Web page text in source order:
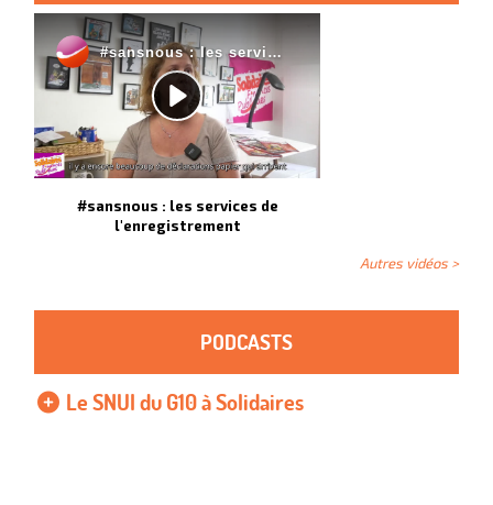
#sansnous : les services de
l'enregistrement
Autres vidéos >
PODCASTS
Le SNUI du G10 à Solidaires